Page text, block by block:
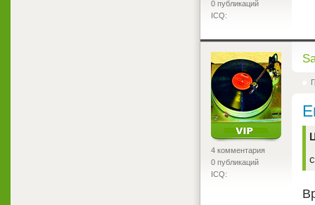
0 публикаций
ICQ:
<
4 комментария
0 публикаций
ICQ: